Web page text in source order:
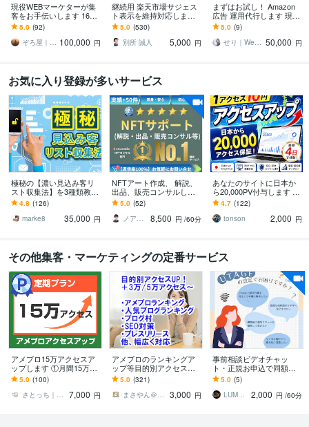
現役WEBマーケターが集
客をお手伝いします 16の
ノウハウから御社に合っ
た方法と戦略を進呈！！
5.0 (92)
ぞろ屋｜勝てるホームページ作成会社 100,000 円
継続用 楽天市場サジェス
ト表示を維持対応します
成果達成後の表示維持・
再対応を行います
5.0 (530)
別所 誠人
5,000 円
まずはお試し！ Amazon
広告 運用代行します 現役
の1,000万円運用者があな
たの商品の魅力を伝えま
す！
5.0 (9)
せり｜Web広告サポート・運用相談 50,000 円
お気に入り登録が多いサービス
極秘の【濃い見込み客リ
スト収集法】を3種類教え
ます ■【広告費ゼロで収
集】応援キャンペーン！
4.8 (126)
marke8
35,000 円
NFTアート作成、 解説、
出品、販売コンサルしま
す ●NFT取引経験5年・日
英バイリンガルのプロが
サポート●
5.0 (52)
ノア・Noa
8,500 円 /60分
あなたのサイトに日本か
ら20,000PV付与します サ
イト・ブログのアクセス
アップをサポートしま
す！
4.7 (122)
tonson
2,000 円
その他集客・マーケティングの定番サービス
アメブロ15万アクセスア
ップします ①月間15万ア
クセス（1日5,000アクセ
ス×30日）定期
5.0 (100)
さとっち｜アクセスアップが専門
7,000 円
アメブロのランキングア
ップ等目的別アクセス流
します お試しあり☆ブロ
グランキングやSEO対策
☆国内・海外☆日割可
5.0 (321)
まさやん＠仕事と生活を安心安全にお手伝い
3,000 円
事前相談ビデオチャッ
ト・正規お申込で同額引
きます 購入前のご相談お
打ち合わせ用ビデオチャ
ット
5.0 (5)
LUMORA（UTAGE構築の専門家）
2,000 円 /60分